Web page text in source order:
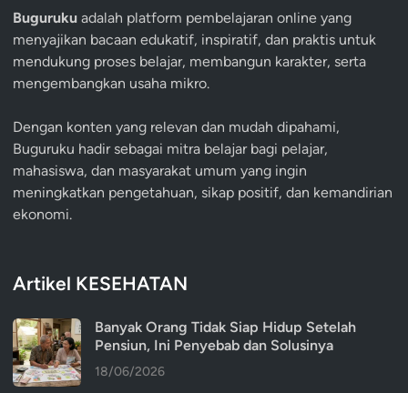
Buguruku adalah platform pembelajaran online yang
menyajikan bacaan edukatif, inspiratif, dan praktis untuk
mendukung proses belajar, membangun karakter, serta
mengembangkan usaha mikro.
Dengan konten yang relevan dan mudah dipahami,
Buguruku hadir sebagai mitra belajar bagi pelajar,
mahasiswa, dan masyarakat umum yang ingin
meningkatkan pengetahuan, sikap positif, dan kemandirian
ekonomi.
Artikel KESEHATAN
Banyak Orang Tidak Siap Hidup Setelah
Pensiun, Ini Penyebab dan Solusinya
18/06/2026